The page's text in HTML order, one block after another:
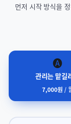
먼저 시작 방식을
🅐
관리는 맡길
7,000원 /